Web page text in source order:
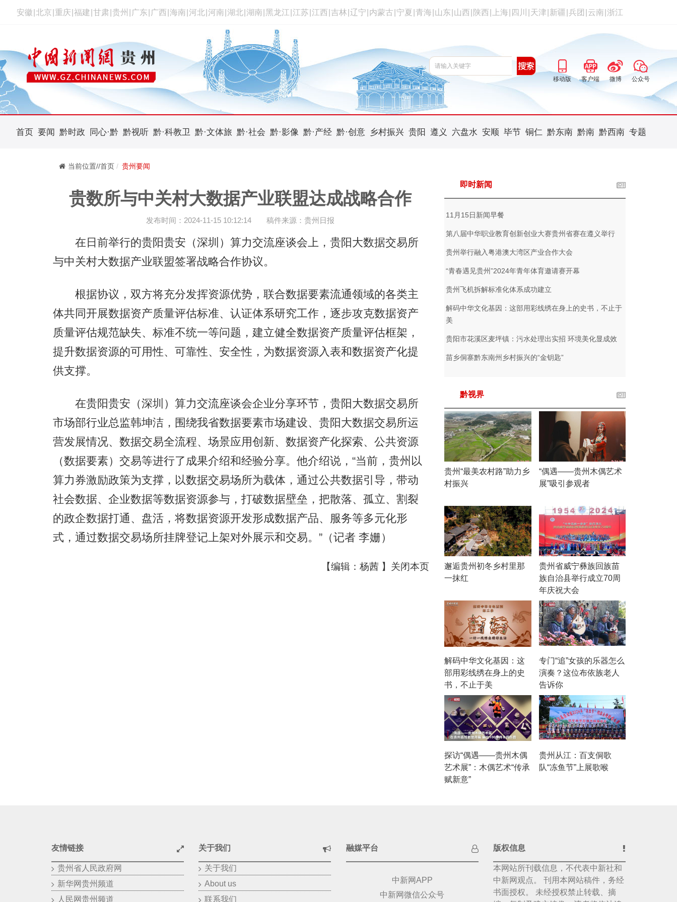
安徽 北京 重庆 福建 甘肃 贵州 广东 广西 海南 河北 河南 湖北 湖南 黑龙江 江苏 江西 吉林 辽宁 内蒙古 宁夏 青海 山东 山西 陕西 上海 四川 天津 新疆 兵团 云南 浙江
移动版 客户端 微博 公众号
首页 要闻 黔时政 同心·黔 黔视听 黔·科教卫 黔·文体旅 黔·社会 黔·影像 黔·产经 黔·创意 乡村振兴 贵阳 遵义 六盘水 安顺 毕节 铜仁 黔东南 黔南 黔西南 专题
当前位置//首页 贵州要闻
贵数所与中关村大数据产业联盟达成战略合作
发布时间：2024-11-15 10:12:14 稿件来源：贵州日报
在日前举行的贵阳贵安（深圳）算力交流座谈会上，贵阳大数据交易所
与中关村大数据产业联盟签署战略合作协议。
根据协议，双方将充分发挥资源优势，联合数据要素流通领域的各类主
体共同开展数据资产质量评估标准、认证体系研究工作，逐步攻克数据资产
质量评估规范缺失、标准不统一等问题，建立健全数据资产质量评估框架，
提升数据资源的可用性、可靠性、安全性，为数据资源入表和数据资产化提
供支撑。
在贵阳贵安（深圳）算力交流座谈会企业分享环节，贵阳大数据交易所
市场部行业总监韩坤洁，围绕我省数据要素市场建设、贵阳大数据交易所运
营发展情况、数据交易全流程、场景应用创新、数据资产化探索、公共资源
（数据要素）交易等进行了成果介绍和经验分享。他介绍说，“当前，贵州以
算力券激励政策为支撑，以数据交易场所为载体，通过公共数据引导，带动
社会数据、企业数据等数据资源参与，打破数据壁垒，把散落、孤立、割裂
的政企数据打通、盘活，将数据资源开发形成数据产品、服务等多元化形
式，通过数据交易场所挂牌登记上架对外展示和交易。”（记者 李姗）
【编辑：杨茜 】 关闭本页
即时新闻
11月15日新闻早餐
第八届中华职业教育创新创业大赛贵州省赛在遵义举行
贵州举行融入粤港澳大湾区产业合作大会
“青春遇见贵州”2024年青年体育邀请赛开幕
贵州飞机拆解标准化体系成功建立
解码中华文化基因：这部用彩线绣在身上的史书，不止于
美
贵阳市花溪区麦坪镇：污水处理出实招 环境美化显成效
苗乡侗寨黔东南州乡村振兴的“金钥匙”
黔视界
贵州“最美农村路”助力乡
村振兴
“偶遇——贵州木偶艺术
展”吸引参观者
邂逅贵州初冬乡村里那
一抹红
贵州省威宁彝族回族苗
族自治县举行成立70周
年庆祝大会
解码中华文化基因：这
部用彩线绣在身上的史
书，不止于美
专门“追”女孩的乐器怎么
演奏？这位布依族老人
告诉你
探访“偶遇——贵州木偶
艺术展”：木偶艺术“传承
赋新意”
贵州从江：百支侗歌
队“冻鱼节”上展歌喉
友情链接
贵州省人民政府网
新华网贵州频道
人民网贵州频道
关于我们
关于我们
About us
联系我们
融媒平台
中新网APP
中新网微信公众号
版权信息
本网站所刊载信息，不代表中新社和
中新网观点。 刊用本网站稿件，务经
书面授权。 未经授权禁止转载、摘